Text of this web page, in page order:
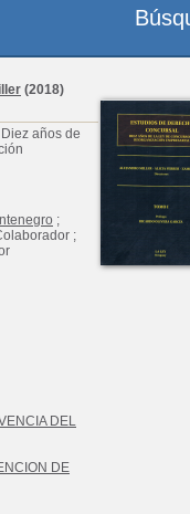
(2018)
años de
;
;
DEL
DE